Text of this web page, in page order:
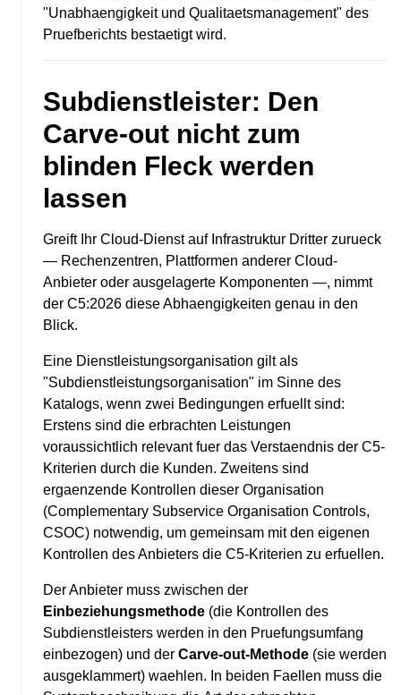
"Unabhaengigkeit und Qualitaetsmanagement" des
Pruefberichts bestaetigt wird.
Subdienstleister: Den
Carve-out nicht zum
blinden Fleck werden
lassen
Greift Ihr Cloud-Dienst auf Infrastruktur Dritter zurueck
— Rechenzentren, Plattformen anderer Cloud-
Anbieter oder ausgelagerte Komponenten —, nimmt
der C5:2026 diese Abhaengigkeiten genau in den
Blick.
Eine Dienstleistungsorganisation gilt als
"Subdienstleistungsorganisation" im Sinne des
Katalogs, wenn zwei Bedingungen erfuellt sind:
Erstens sind die erbrachten Leistungen
voraussichtlich relevant fuer das Verstaendnis der C5-
Kriterien durch die Kunden. Zweitens sind
ergaenzende Kontrollen dieser Organisation
(Complementary Subservice Organisation Controls,
CSOC) notwendig, um gemeinsam mit den eigenen
Kontrollen des Anbieters die C5-Kriterien zu erfuellen.
Der Anbieter muss zwischen der
Einbeziehungsmethode (die Kontrollen des
Subdienstleisters werden in den Pruefungsumfang
einbezogen) und der Carve-out-Methode (sie werden
ausgeklammert) waehlen. In beiden Faellen muss die